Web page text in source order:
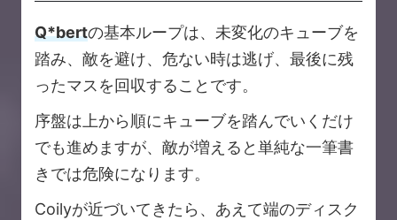
Q*bertの基本ループは、未変化のキューブを
踏み、敵を避け、危ない時は逃げ、最後に残
ったマスを回収することです。
序盤は上から順にキューブを踏んでいくだけ
でも進めますが、敵が増えると単純な一筆書
きでは危険になります。
Coilyが近づいてきたら、あえて端のディスク